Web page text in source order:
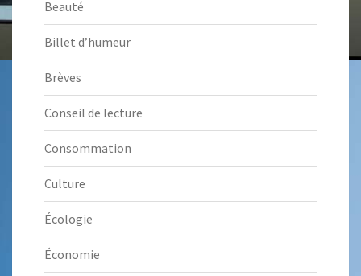
Beauté
Billet d’humeur
Brèves
Conseil de lecture
Consommation
Culture
Écologie
Économie